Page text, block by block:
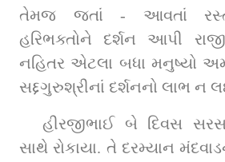
તેમજ જતાં - આવતાં
હરિભક્તોને દર્શન આપી
નહિતર એટલા બધા મનુષ્યો
સદ્દગુરુશ્રીનાં દર્શનનો લાભ ન
હીરજીભાઈ બે દિવસ
સાથે રોકાયા. તે દરમ્યાન